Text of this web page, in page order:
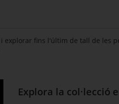
fins l'últim de tall de les
Explora la col·lecció